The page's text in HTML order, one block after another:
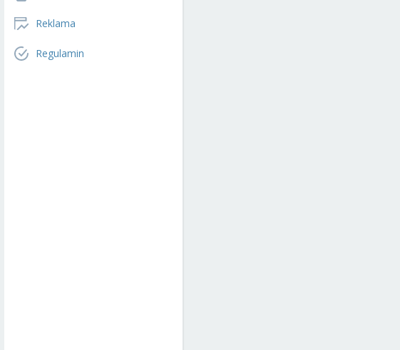
Reklama
Regulamin